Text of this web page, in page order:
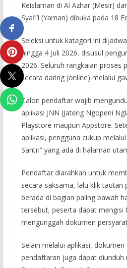
Keislaman di Al Azhar (Mesir)
Syafi’i (Yaman) dibuka pada 18
Seleksi untuk katagori ini
hingga 4 Juli 2026, disusul
2026. Seluruh rangkaian proses
secara daring (online) melalui
Calon pendaftar wajib
aplikasi JNN (Jateng Ngopeni
Playstore maupun Appstore.
aplikasi, pengguna cukup
Santri” yang ada di halaman
Pendaftar diarahkan untuk
secara saksama, lalu klik tautan
berada di bagian paling bawah
tersebut, peserta dapat mengisi
mengunggah dokumen
Selain melalui aplikasi,
pendaftaran juga dapat diunduh